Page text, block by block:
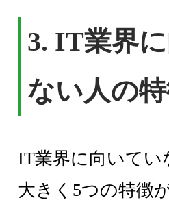
3. IT業界
ない人の
IT業界に向いてい
大きく5つの特徴